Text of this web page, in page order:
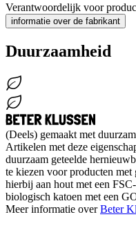
Verantwoordelijk voor
informatie over de fabrikant
Duurzaamheid
(Deels) gemaakt met
Artikelen met deze
duurzaam geteelde
te kiezen voor producten met
hierbij aan hout met een
biologisch katoen met een
Meer informatie overBeter